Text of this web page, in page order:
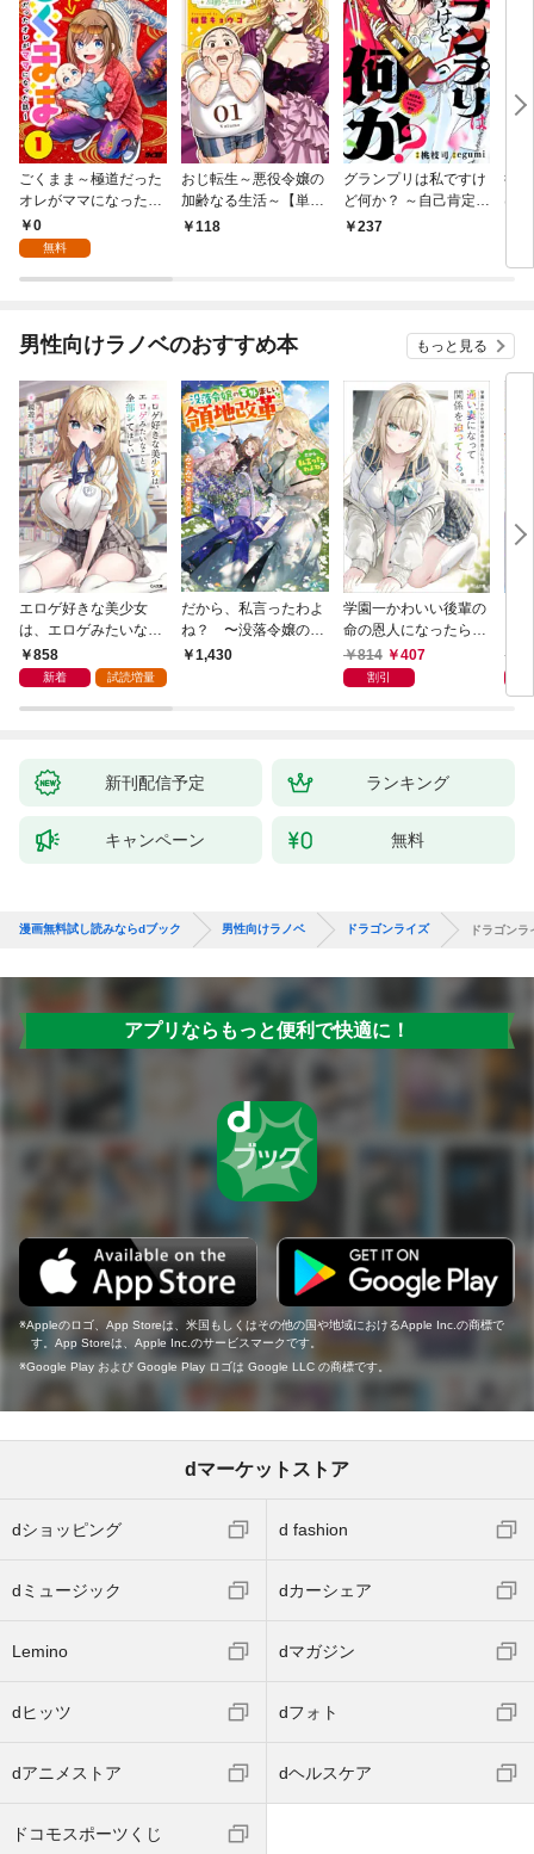
ごくまま～極道だった
オレがママになった話
～【単話】（１）
0
無料
おじ転生～悪役令嬢の
加齢なる生活～【単
話】（１）
118
グランプリは私ですけ
ど何か？ ～自己肯定モ
ンスターのミスコン無
237
後
は
男性向けラノベのおすすめ本 もっと見る
エロゲ好きな美少女
は、エロゲみたいなこ
と全部シてほしい【電
子ＳＳ特典付き】
858
新着 試読増量
だから、私言ったわよ
ね？ 〜没落令嬢の案
外楽しい領地改革〜
1,430
学園一かわいい後輩の
命の恩人になったら、
通い妻になって関係を
迫ってくる。
814 407
割引
新刊配信予定 ランキング
キャンペーン 無料
漫画無料試し読みならdブック 男性向けラノベ ドラゴンライズ ドラゴン
アプリならもっと便利で快適に！
Appleのロゴ、App Storeは、米国もしくはその他の国や地域におけるApple Inc.の商標で
す。App Storeは、Apple Inc.のサービスマークです。
Google Play および Google Play ロゴは Google LLC の商標です。
dマーケットストア
dショッピング d fashion
dミュージック dカーシェア
Lemino dマガジン
dヒッツ dフォト
dアニメストア dヘルスケア
ドコモスポーツくじ